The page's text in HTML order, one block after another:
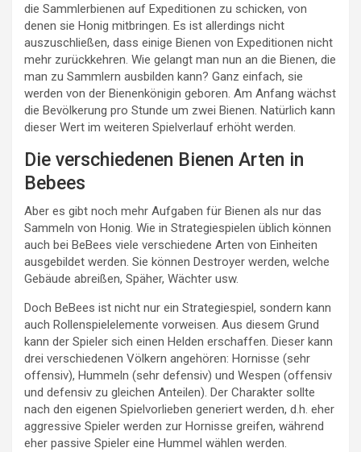
die Sammlerbienen auf Expeditionen zu schicken, von
denen sie Honig mitbringen. Es ist allerdings nicht
auszuschließen, dass einige Bienen von Expeditionen nicht
mehr zurückkehren. Wie gelangt man nun an die Bienen, die
man zu Sammlern ausbilden kann? Ganz einfach, sie
werden von der Bienenkönigin geboren. Am Anfang wächst
die Bevölkerung pro Stunde um zwei Bienen. Natürlich kann
dieser Wert im weiteren Spielverlauf erhöht werden.
Die verschiedenen Bienen Arten in
Bebees
Aber es gibt noch mehr Aufgaben für Bienen als nur das
Sammeln von Honig. Wie in Strategiespielen üblich können
auch bei BeBees viele verschiedene Arten von Einheiten
ausgebildet werden. Sie können Destroyer werden, welche
Gebäude abreißen, Späher, Wächter usw.
Doch BeBees ist nicht nur ein Strategiespiel, sondern kann
auch Rollenspielelemente vorweisen. Aus diesem Grund
kann der Spieler sich einen Helden erschaffen. Dieser kann
drei verschiedenen Völkern angehören: Hornisse (sehr
offensiv), Hummeln (sehr defensiv) und Wespen (offensiv
und defensiv zu gleichen Anteilen). Der Charakter sollte
nach den eigenen Spielvorlieben generiert werden, d.h. eher
aggressive Spieler werden zur Hornisse greifen, während
eher passive Spieler eine Hummel wählen werden.